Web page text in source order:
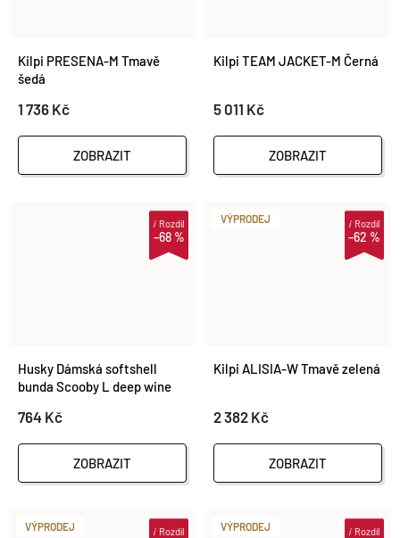
Kilpi PRESENA-M Tmavě
šedá
1 736 Kč
ZOBRAZIT
Kilpi TEAM JACKET-M Černá
5 011 Kč
ZOBRAZIT
–68 %
iRozdíl
Husky Dámská softshell
bunda Scooby L deep wine
764 Kč
ZOBRAZIT
VÝPRODEJ
–62 %
iRozdíl
Kilpi ALISIA-W Tmavě zelená
2 382 Kč
ZOBRAZIT
VÝPRODEJ iRozdíl VÝPRODEJ iRozdíl